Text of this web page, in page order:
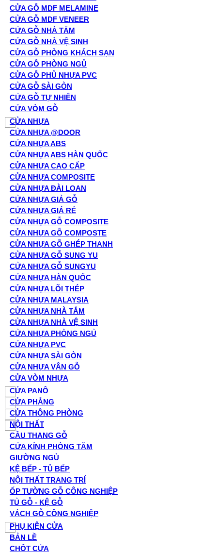
CỬA GỖ MDF MELAMINE
CỬA GỖ MDF VENEER
CỬA GỖ NHÀ TẮM
CỬA GỖ NHÀ VỆ SINH
CỬA GỖ PHÒNG KHÁCH SẠN
CỬA GỖ PHÒNG NGỦ
CỬA GỖ PHỦ NHỰA PVC
CỬA GỖ SÀI GÒN
CỬA GỖ TỰ NHIÊN
CỬA VÒM GỖ
CỬA NHỰA
CỬA NHỰA @DOOR
CỬA NHỰA ABS
CỬA NHỰA ABS HÀN QUỐC
CỬA NHỰA CAO CẤP
CỬA NHỰA COMPOSITE
CỬA NHỰA ĐÀI LOAN
CỬA NHỰA GIẢ GỖ
CỬA NHỰA GIÁ RẺ
CỬA NHỰA GỖ COMPOSITE
CỬA NHỰA GỖ COMPOSTE
CỬA NHỰA GỖ GHÉP THANH
CỬA NHỰA GỖ SUNG YU
CỬA NHỰA GỖ SUNGYU
CỬA NHỰA HÀN QUỐC
CỬA NHỰA LÕI THÉP
CỬA NHỰA MALAYSIA
CỬA NHỰA NHÀ TẮM
CỬA NHỰA NHÀ VỆ SINH
CỬA NHỰA PHÒNG NGỦ
CỬA NHỰA PVC
CỬA NHỰA SÀI GÒN
CỬA NHỰA VÂN GỖ
CỬA VÒM NHỰA
CỬA PANÔ
CỬA PHẲNG
CỬA THÔNG PHÒNG
NỘI THẤT
CẦU THANG GỖ
CỬA KÍNH PHÒNG TẮM
GIƯỜNG NGỦ
KỆ BẾP - TỦ BẾP
NỘI THẤT TRANG TRÍ
ỐP TƯỜNG GỖ CÔNG NGHIỆP
TỦ GỖ - KỆ GỖ
VÁCH GỖ CÔNG NGHIỆP
PHỤ KIỆN CỬA
BẢN LỀ
CHỐT CỬA